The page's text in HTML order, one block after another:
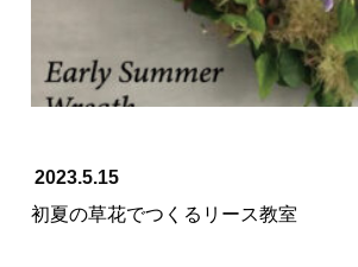
2023.5.15
初夏の草花でつくるリース教室